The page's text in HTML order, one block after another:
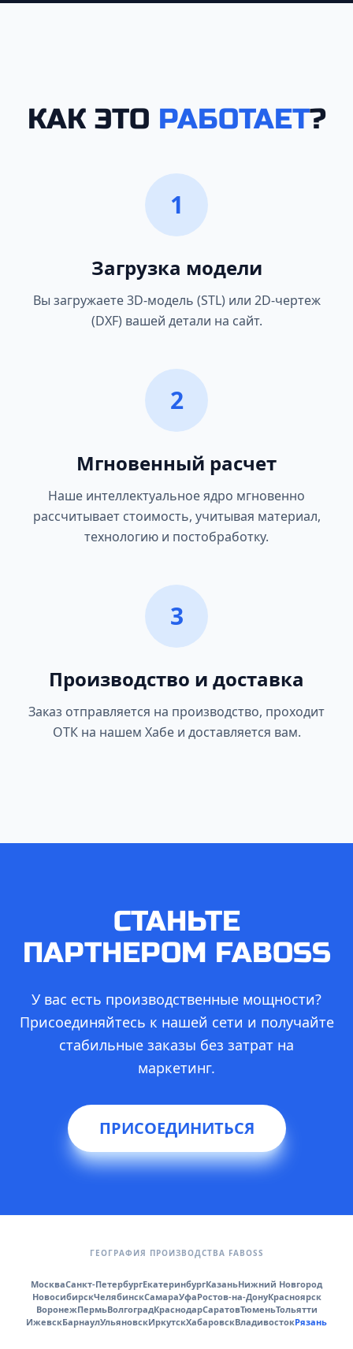
КАК ЭТО РАБОТАЕТ?
1
Загрузка модели
Вы загружаете 3D-модель (STL) или 2D-чертеж
(DXF) вашей детали на сайт.
2
Мгновенный расчет
Наше интеллектуальное ядро мгновенно
рассчитывает стоимость, учитывая материал,
технологию и постобработку.
3
Производство и доставка
Заказ отправляется на производство, проходит
ОТК на нашем Хабе и доставляется вам.
СТАНЬТЕ
ПАРТНЕРОМ FABOSS
У вас есть производственные мощности?
Присоединяйтесь к нашей сети и получайте
стабильные заказы без затрат на
маркетинг.
ПРИСОЕДИНИТЬСЯ
ГЕОГРАФИЯ ПРОИЗВОДСТВА FABOSS
МоскваСанкт-ПетербургЕкатеринбургКазаньНижний Новгород
НовосибирскЧелябинскСамараУфаРостов-на-ДонуКрасноярск
ВоронежПермьВолгоградКраснодарСаратовТюменьТольятти
ИжевскБарнаулУльяновскИркутскХабаровскВладивостокРязань